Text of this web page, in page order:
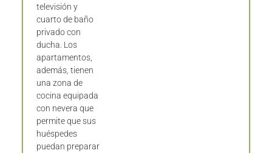
televisión y
cuarto de baño
privado con
ducha. Los
apartamentos,
además, tienen
una zona de
cocina equipada
con nevera que
permite que sus
huéspedes
puedan preparar